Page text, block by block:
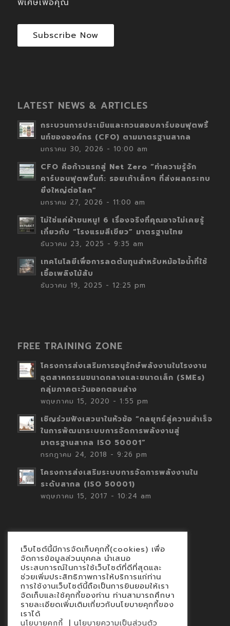
พิเศษเพื่อคุณ
Subscribe Now
LATEST NEWS & ARTICLES
กระบวนการประเมินและทวนสอบคาร์บอนฟุตพริ้
นท์ขององค์กร (CFO) ตามมาตรฐานสากล
มกราคม 30, 2026 - 10:00 am
CFO คือก้าวแรกสู่ Net Zero “ทำความรู้จัก
คาร์บอนฟุตพริ้นท์: รอยเท้าเล็กๆ ที่ส่งผลกระทบ
ยิ่งใหญ่ต่อโลก”
มกราคม 27, 2026 - 11:00 am
ไม่ใช่แค่ผ้าขนหนู! 6 เรื่องจริงที่คุณอาจไม่เคยรู้
เกี่ยวกับ “โรงแรมสีเขียว” มาตรฐานไทย
ธันวาคม 23, 2025 - 9:35 am
เทคโนโลยีเพื่อการลดต้นทุนสำหรับหม้อไอน้ำที่ใช้
เชื้อเพลิงไม้สับ
ธันวาคม 19, 2025 - 12:25 pm
FREE TRAINING ZONE
โครงการส่งเสริมการอนุรักษ์พลังงานในโรงงาน
อุตสาหกรรมขนาดกลางและขนาดเล็ก (SMEs)
กลุ่มภาคตะวันออกตอนล่าง
พฤษภาคม 15, 2020 - 1:55 pm
เชิญร่วมฟังเสวนาในหัวข้อ “กลยุทธ์สู่ความสำเร็จ
ในการพัฒนาระบบการจัดการพลังงานสู่
มาตรฐานสากล ISO 50001”
กรกฎาคม 24, 2018 - 9:26 pm
โครงการส่งเสริมระบบการจัดการพลังงานใน
ระดับสากล (ISO 50001)
พฤษภาคม 15, 2017 - 10:24 am
Contact
นโยบายคุกกี้
นโยบายข้อมูลส่วนบุคคล
เว็บไซต์นี้มีการจัดเก็บคุกกี้(cookies) เพื่อ
จัดการข้อมูลส่วนบุคคล นำเสนอ
ประสบการณ์ในการใช้เว็บไซต์ที่ดีที่สุดและ
ช่วยเพิ่มประสิทธิภาพการให้บริการแก่ท่าน
การใช้งานเว็บไซต์นี้ถือเป็นการยินยอมให้เรา
จัดเก็บและใช้คุกกี้ของท่าน ท่านสามารถศึกษา
รายละเอียดเพิ่มเติมเกี่ยวกับนโยบายคุกกี้ของ
เราได้
นโยบายคุกกี้ | นโยบายความเป็นส่วนตัว